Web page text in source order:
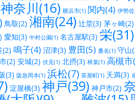
神奈川(16) 横浜市(1) 関内(4) 伊勢
鳥取(2) 湘南(24) 辻堂(3) 茅ヶ崎(2)
愛知(3) 中村公園(1) 名古屋駅(3) 栄(31)
(2) 鳴子(4) 沼津(3) 豊田(5) 桑名(1) 守山
(2) 安城(2) 伏見(1) 北摂(3) 樟葉(1) 高槻市
(3) 阪急岡本(1) 浜松(7) 茶屋町(1) 天満(3)
淀屋橋(3) 神戸(39) 神戸市(2)